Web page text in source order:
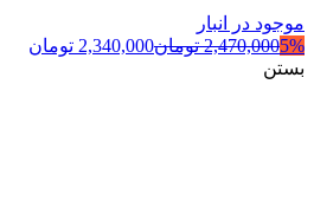
موجود در انبار
5%
2,470,000 تومان2,340,000 تومان
بستن